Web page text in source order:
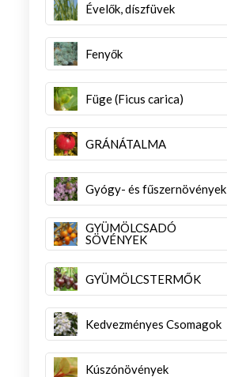
Évelők, díszfüvek
Fenyők
Füge (Ficus carica)
GRÁNÁTALMA
Gyógy- és fűszernövények
GYÜMÖLCSADÓ
SÖVÉNYEK
GYÜMÖLCSTERMŐK
Kedvezményes Csomagok
Kúszónövények